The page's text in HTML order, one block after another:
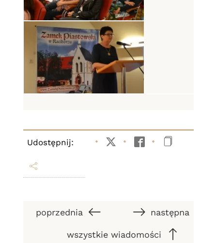
Udostępnij:
TwitterFacebook
poprzednia następna
wszystkie wiadomości